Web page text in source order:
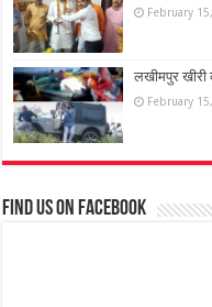
February
लखीमपुर खीरी
February
Find us on Facebook